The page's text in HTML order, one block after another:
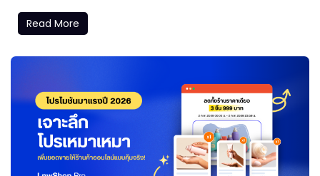
Read More